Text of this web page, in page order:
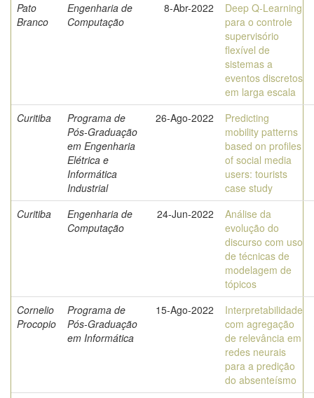
Pato
Branco
Engenharia de
Computação
8-Abr-2022
Deep Q-Learning
para o controle
supervisório
flexível de
sistemas a
eventos discretos
em larga escala
Curitiba
Programa de
Pós-Graduação
em Engenharia
Elétrica e
Informática
Industrial
26-Ago-2022
Predicting
mobility patterns
based on profiles
of social media
users: tourists
case study
Curitiba
Engenharia de
Computação
24-Jun-2022
Análise da
evolução do
discurso com uso
de técnicas de
modelagem de
tópicos
Cornelio
Procopio
Programa de
Pós-Graduação
em Informática
15-Ago-2022
Interpretabilidade
com agregação
de relevância em
redes neurais
para a predição
do absenteísmo